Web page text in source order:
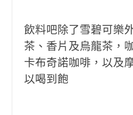
飲料吧除了雪碧可樂
茶、香片及烏龍茶，
卡布奇諾咖啡，以及
以喝到飽